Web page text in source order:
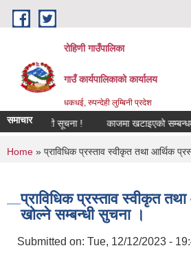
Skip to main content
रोहिणी गाउँपालिका
गाउँ कार्यपालिकाको कार्यालय
धकधई, रुपन्देही लुम्बिनी प्रदेश
समाचारजरुरी सूचना ! काजमा खटाइएको सम्बन्धमा
You are here
Home » प्राविधिक प्रस्ताव स्वीकृत तथा आर्थिक
प्राविधिक प्रस्ताव स्वीकृत
खोल्ने सम्बन्धी सुचना ।
Submitted on: Tue, 12/12/2023 -